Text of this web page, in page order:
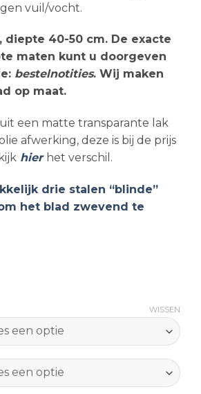
vuil/vocht.
diepte 40-50 cm. De exacte
maten kunt u doorgeven
bestelnotities. Wij maken
op maat.
een matte transparante lak
afwerking, deze is bij de prijs
hier het verschil.
drie stalen “blinde”
het blad zwevend te
WISSEN